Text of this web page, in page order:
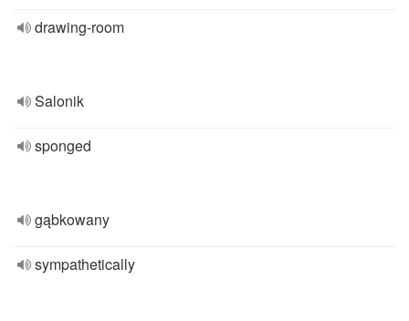
drawing-room
Salonik
sponged
gąbkowany
sympathetically